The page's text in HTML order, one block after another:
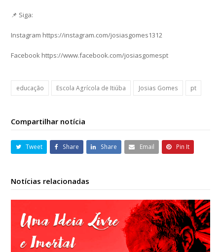
📌 Siga:
Instagram https://instagram.com/josiasgomes1312
Facebook https://www.facebook.com/josiasgomespt
educação Escola Agrícola de Itiúba Josias Gomes pt
Compartilhar notícia
Tweet Share Share Email Pin It
Notícias relacionadas